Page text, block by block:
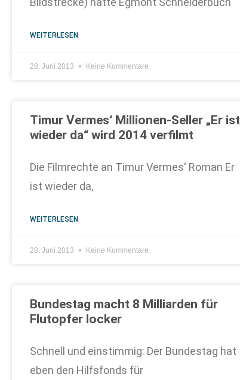
WEITERLESEN
28. Juni 2013 Keine Kommentare
Timur Vermes‘ Millionen-Seller „Er ist
wieder da“ wird 2014 verfilmt
Die Filmrechte an Timur Vermes‘ Roman Er
ist wieder da,
WEITERLESEN
28. Juni 2013 Keine Kommentare
Bundestag macht 8 Milliarden für
Flutopfer locker
Schnell und einstimmig: Der Bundestag hat
eben den Hilfsfonds für